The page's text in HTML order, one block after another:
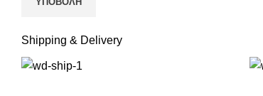
Shipping & Delivery